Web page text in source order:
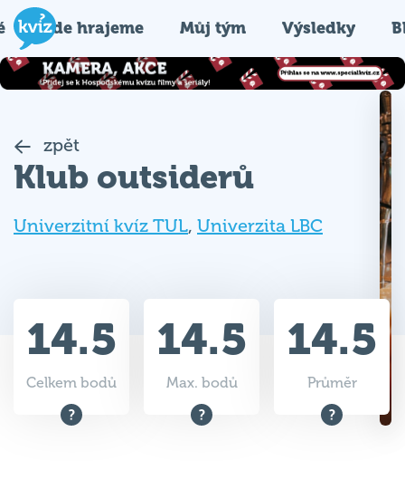
Kde hrajeme Můj tým Výsledky
zpět
Klub outsiderů
Univerzitní kvíz TUL, Univerzita LBC
14.5
Celkem bodů
14.5
Max. bodů
14.5
Průměr